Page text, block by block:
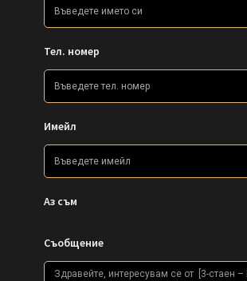
Тел. номер
Имейл
Аз съм
Съобщение